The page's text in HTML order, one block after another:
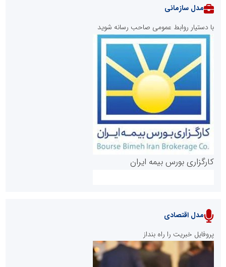
روابط عمومی خبرگزاری گزارش خبر
پایگاه خبری نهضت ملی مسکن
مدل سازمانی
با دستیار روابط عمومی صاحب رسانه شوید
کارگزاری بورس بیمه ایران
مدل اقتصادی
پروفایل خبریت را راه بنداز